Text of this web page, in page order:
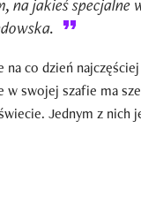
na co dzień
w swojej szafie ma
Jednym z nich